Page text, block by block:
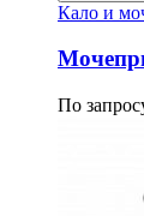
Кало и
По